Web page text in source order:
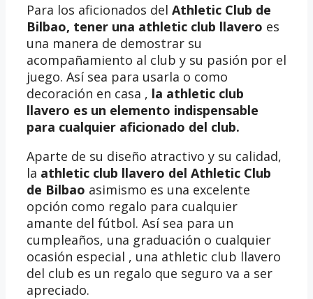
Para los aficionados del Athletic Club de
Bilbao, tener una athletic club llavero es
una manera de demostrar su
acompañamiento al club y su pasión por el
juego. Así sea para usarla o como
decoración en casa , la athletic club
llavero es un elemento indispensable
para cualquier aficionado del club.
Aparte de su diseño atractivo y su calidad,
la athletic club llavero del Athletic Club
de Bilbao asimismo es una excelente
opción como regalo para cualquier
amante del fútbol. Así sea para un
cumpleaños, una graduación o cualquier
ocasión especial , una athletic club llavero
del club es un regalo que seguro va a ser
apreciado.